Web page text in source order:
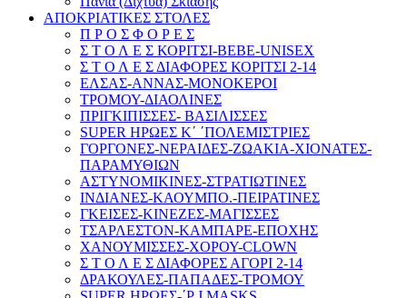
ΑΠΟΚΡΙΑΤΙΚΕΣ ΣΤΟΛΕΣ
Π Ρ Ο Σ Φ Ο Ρ Ε Σ
Σ Τ Ο Λ Ε Σ ΚΟΡΙΤΣI-BEBE-UNISEX
Σ Τ Ο Λ Ε Σ ΔΙΑΦΟΡΕΣ ΚΟΡΙΤΣΙ 2-14
ΕΛΣΑΣ-ΑΝΝΑΣ-ΜΟΝΟΚΕΡΟΙ
ΤΡΟΜΟΥ-ΔΙΑΟΛΙΝΕΣ
ΠΡΙΓΚΙΠΙΣΣΕΣ- ΒΑΣΙΛΙΣΣΕΣ
SUPER ΗΡΩΕΣ Κ΄ ΄ΠΟΛΕΜΙΣΤΡΙΕΣ
ΓΟΡΓΟΝΕΣ-ΝΕΡΑΙΔΕΣ-ΖΩΑΚΙΑ-ΧΙΟΝΑΤΕΣ-
ΠΑΡΑΜΥΘΙΩΝ
ΑΣΤΥΝΟΜΙΚΙΝΕΣ-ΣΤΡΑΤΙΩΤΙΝΕΣ
ΙΝΔΙΑΝΕΣ-ΚΑΟΥΜΠΟ.-ΠΕΙΡΑΤΙΝΕΣ
ΓΚΕΙΣΕΣ-ΚΙΝΕΖΕΣ-ΜΑΓΙΣΣΕΣ
ΤΣΑΡΛΕΣΤΟΝ-ΚΑΜΠΑΡΕ-ΕΠΟΧΗΣ
ΧΑΝΟΥΜΙΣΣΕΣ-ΧΟΡΟΥ-CLOWN
Σ Τ Ο Λ Ε Σ ΔΙΑΦΟΡΕΣ ΑΓΟΡΙ 2-14
ΔΡΑΚΟΥΛΕΣ-ΠΑΠΑΔΕΣ-ΤΡΟΜΟΥ